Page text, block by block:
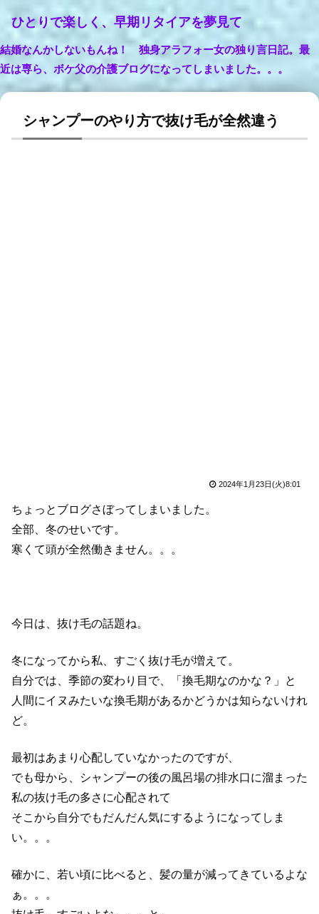
ひとりで楽しく、早期リタイアを夢見て
結婚なんかしないもんね！ 独身アラフォー女の独り言日記。最
近は専ら、ボケ父の介護ブログになってしまいました。。。
シャンプーのやり方で抜け毛が全然違う
2024年1月23日(火)8:01
ちょっとブログさぼってしまいました。
全部、冬のせいです。
寒くて頭が全然働きません。。。
今日は、抜け毛の話題ね。
冬になってから私、すごく抜け毛が増えて。
自分では、季節の変わり目で、「換毛期なのかな？」と
人間にイヌみたいな換毛期があるかどうかは知らないけれ
ど。
最初はあまり心配していなかったのですが、
でも母から、シャンプーの後の風呂場の排水口に溜まった
私の抜け毛の多さに心配されて
そこから自分でもだんだん気にするようになってしま
い。。。
確かに、若い頃に比べると、髪の量が減ってきているよな
ぁ。。。